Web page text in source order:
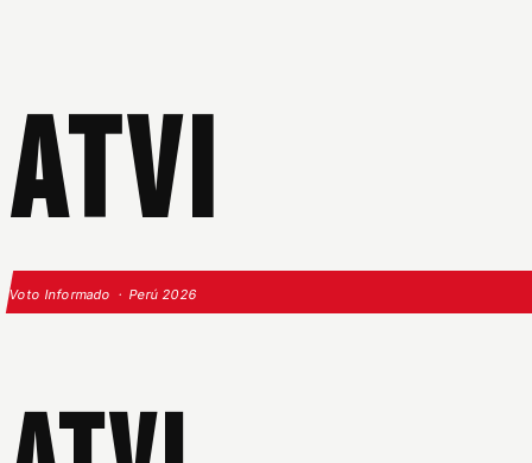
ATVI
Voto Informado · Perú 2026